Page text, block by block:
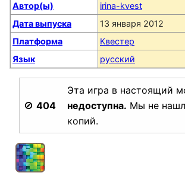
Автор(ы)
irina-kvest
Дата выпуска
13 января 2012
Платформа
Квестер
Язык
русский
🚫 404
Эта игра в настоящий
недоступна. Мы не
копий.